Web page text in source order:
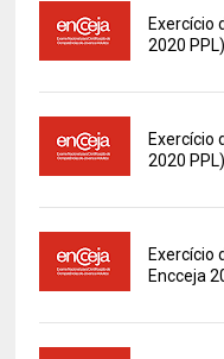
Exercício
2020
Exercício
2020
Exercício
Encceja